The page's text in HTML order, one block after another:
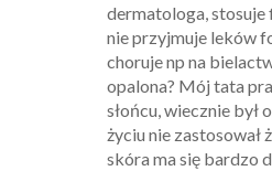
dermatologa, stosuje
nie przyjmuje leków
choruje np na
opalona? Mój tata
słońcu, wiecznie był
życiu nie zastosował
skóra ma się bardzo